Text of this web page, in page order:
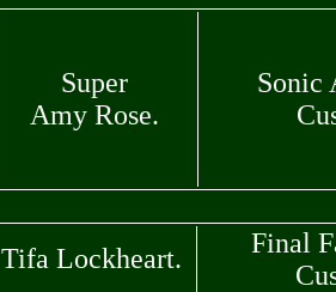
Super
Amy Rose.
Sonic
Tifa Lockheart.
Final